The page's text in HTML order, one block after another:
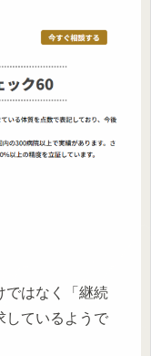
ではなく「継続
しているようで